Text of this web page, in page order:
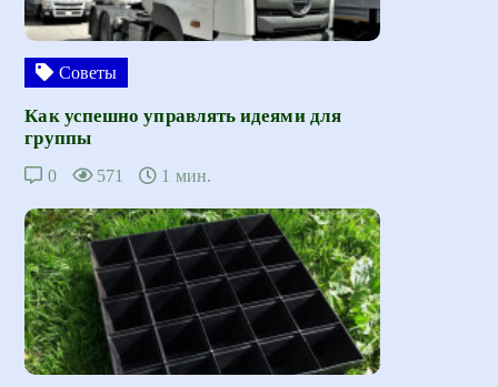
Советы
Как успешно управлять идеями для
группы
0 571 1 мин.